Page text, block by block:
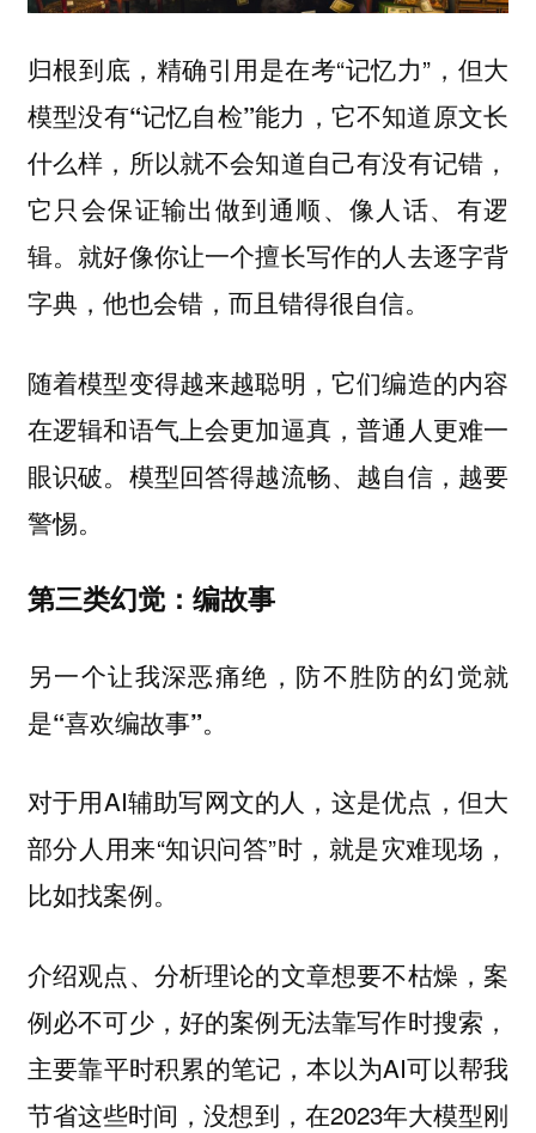
归根到底，精确引用是在考“记忆力”， 但大
模型没有“记忆自检”能力，它不知道原文长
什么样，所以就不会知道自己有没有记错 ，
它只会保证输出做到通顺、像人话、有逻
辑。就好像你让一个擅长写作的人去逐字背
字典，他也会错，而且错得很自信。
随着模型变得越来越聪明，它们编造的内容
在逻辑和语气上会更加逼真，普通人更难一
眼识破。模型回答得越流畅、越自信，越要
警惕。
第三类幻觉：编故事
另一个让我深恶痛绝，防不胜防的幻觉就
是“喜欢编故事”。
对于用AI辅助写网文的人，这是优点，但大
部分人用来“知识问答”时，就是灾难现场，
比如找案例。
介绍观点、分析理论的文章想要不枯燥，案
例必不可少，好的案例无法靠写作时搜索，
主要靠平时积累的笔记，本以为AI可以帮我
节省这些时间，没想到，在2023年大模型刚